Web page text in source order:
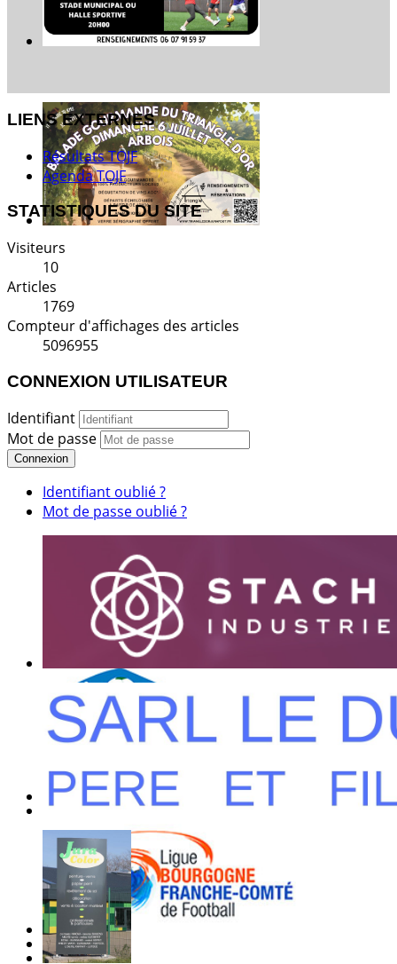
LIENS EXTERNES
Résultats TOJF
Agenda TOJF
STATISTIQUES DU SITE
Visiteurs
10
Articles
1769
Compteur d'affichages des articles
5096955
CONNEXION UTILISATEUR
Identifiant
Mot de passe
Connexion
Identifiant oublié ?
Mot de passe oublié ?